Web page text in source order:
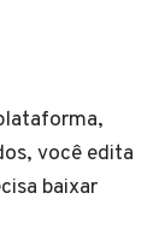
você edita
baixar